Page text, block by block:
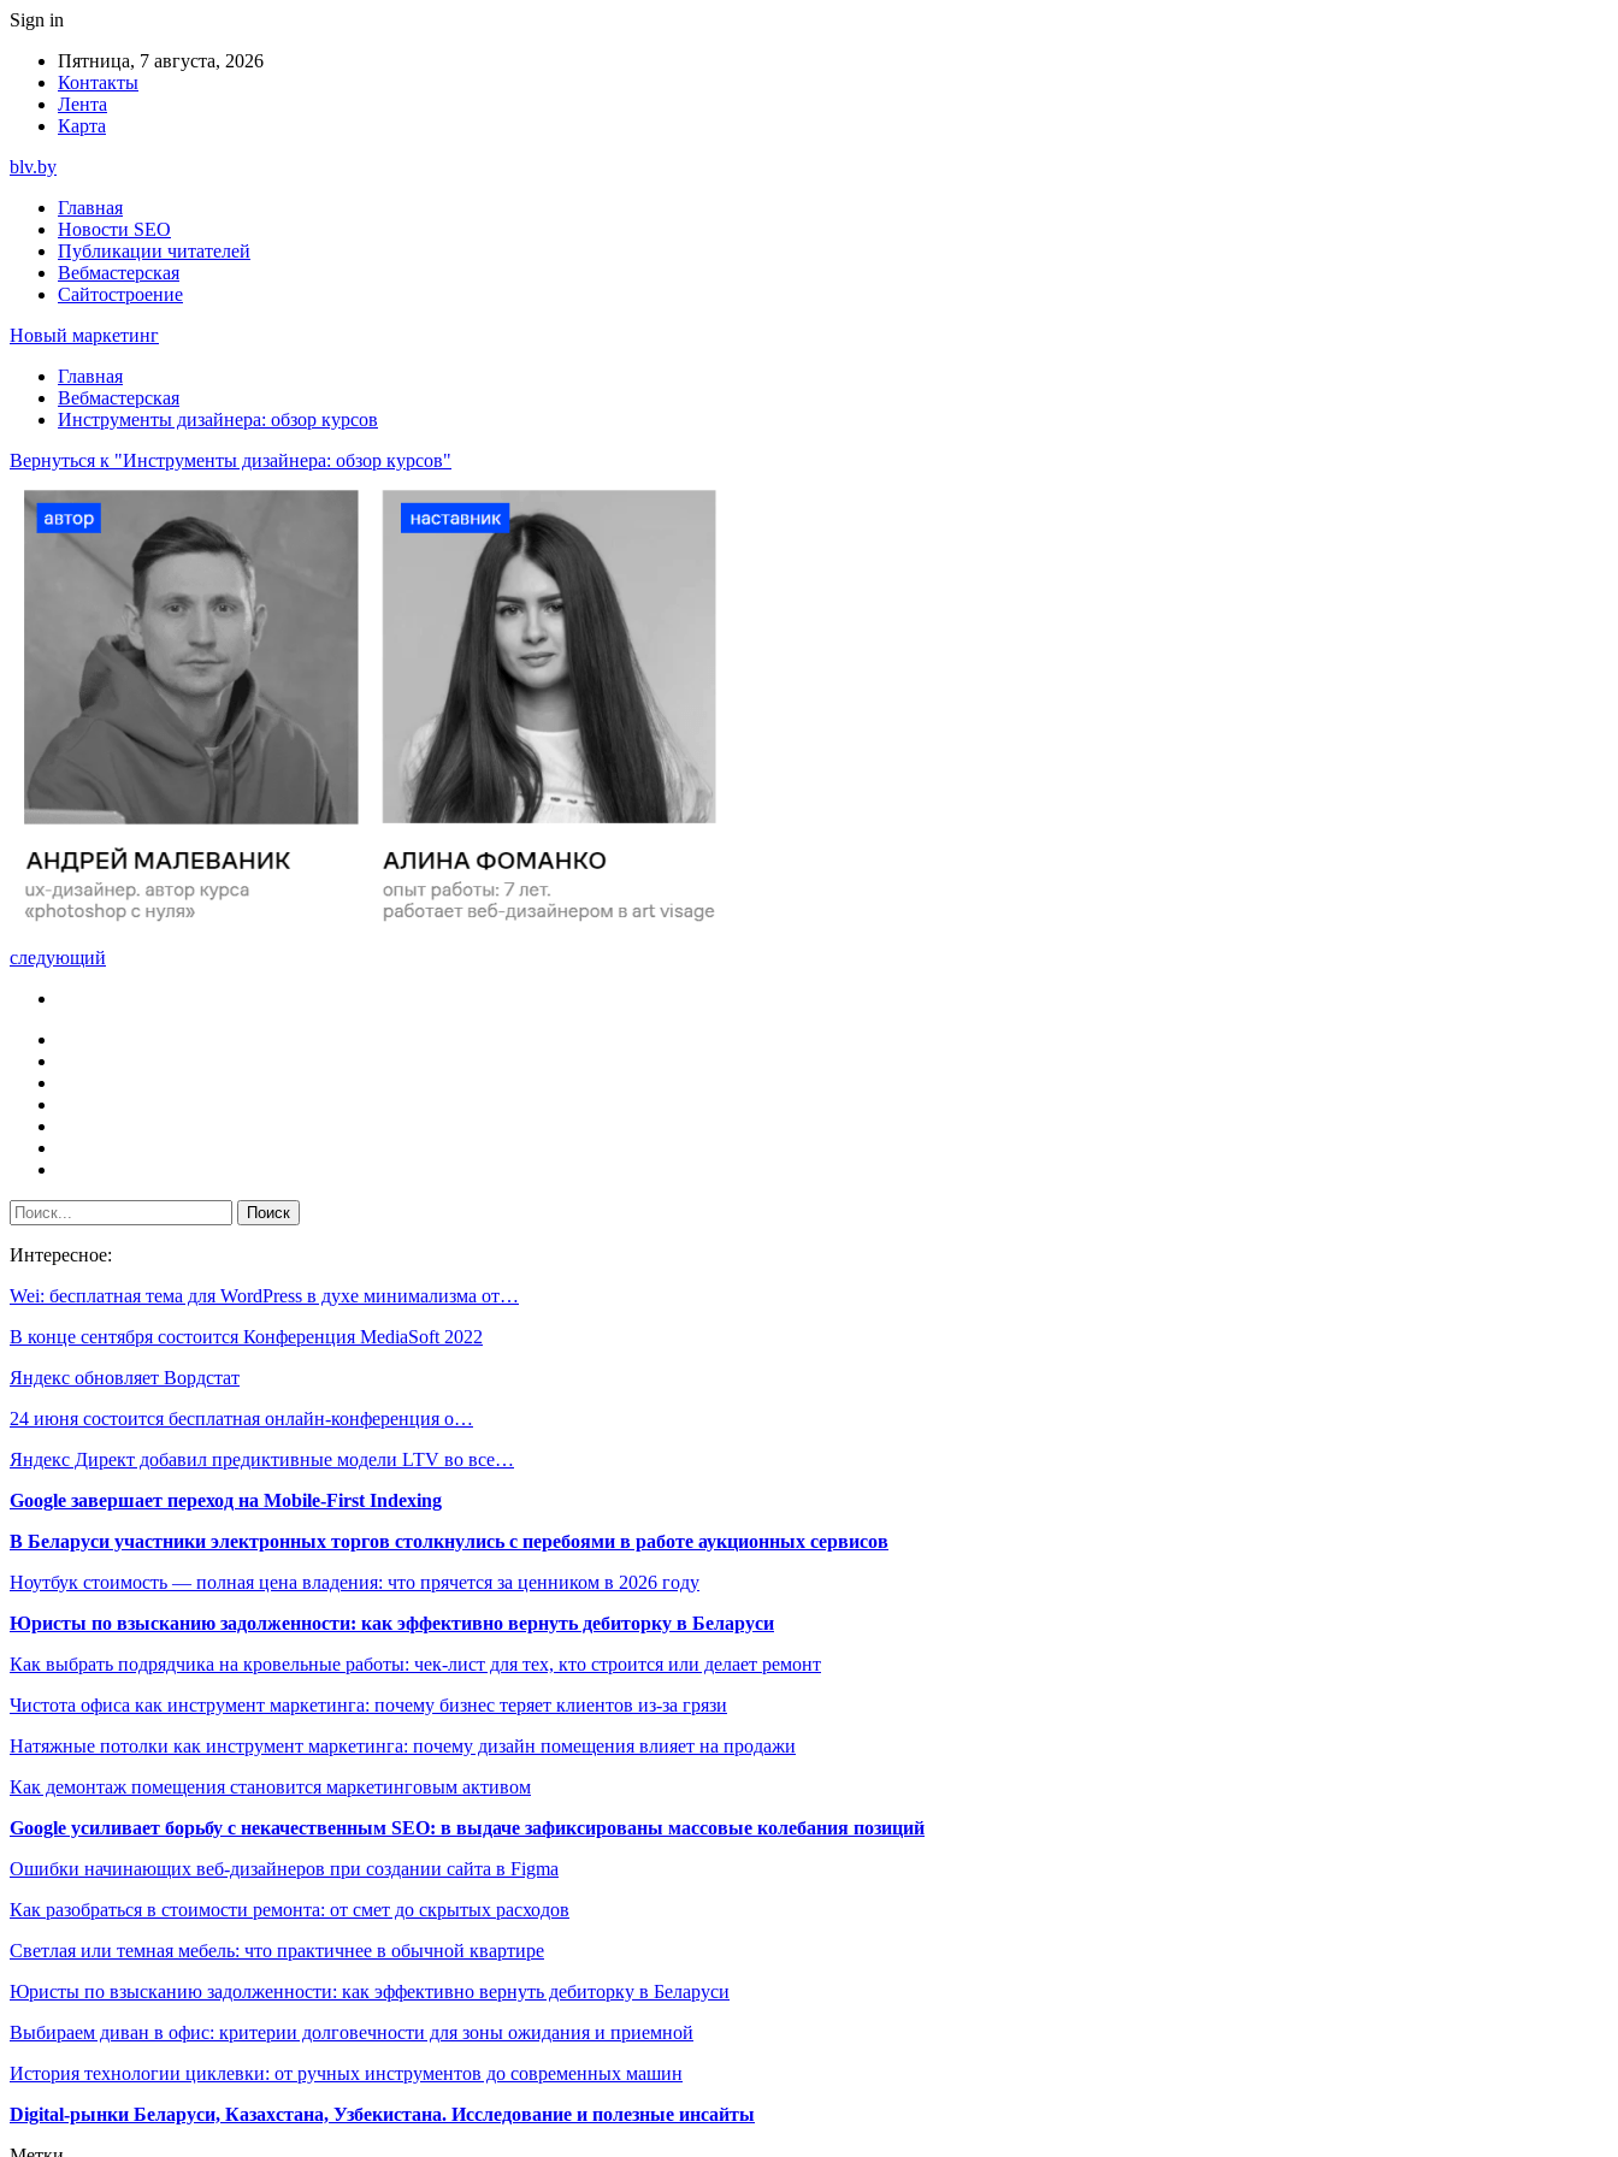
Sign in
Пятница, 7 августа, 2026
Контакты
Лента
Карта
blv.by
Главная
Новости SEO
Публикации читателей
Вебмастерская
Сайтостроение
Новый маркетинг
Главная
Вебмастерская
Инструменты дизайнера: обзор курсов
Вернуться к "Инструменты дизайнера: обзор курсов"
следующий
Интересное:
Wei: бесплатная тема для WordPress в духе минимализма от…
В конце сентября состоится Конференция MediaSoft 2022
Яндекс обновляет Вордстат
24 июня состоится бесплатная онлайн-конференция о…
Яндекс Директ добавил предиктивные модели LTV во все…
Google завершает переход на Mobile-First Indexing
В Беларуси участники электронных торгов столкнулись с перебоями в работе аукционных сервисов
Ноутбук стоимость — полная цена владения: что прячется за ценником в 2026 году
Юристы по взысканию задолженности: как эффективно вернуть дебиторку в Беларуси
Как выбрать подрядчика на кровельные работы: чек-лист для тех, кто строится или делает ремонт
Чистота офиса как инструмент маркетинга: почему бизнес теряет клиентов из-за грязи
Натяжные потолки как инструмент маркетинга: почему дизайн помещения влияет на продажи
Как демонтаж помещения становится маркетинговым активом
Google усиливает борьбу с некачественным SEO: в выдаче зафиксированы массовые колебания позиций
Ошибки начинающих веб-дизайнеров при создании сайта в Figma
Как разобраться в стоимости ремонта: от смет до скрытых расходов
Светлая или темная мебель: что практичнее в обычной квартире
Юристы по взысканию задолженности: как эффективно вернуть дебиторку в Беларуси
Выбираем диван в офис: критерии долговечности для зоны ожидания и приемной
История технологии циклевки: от ручных инструментов до современных машин
Digital-рынки Беларуси, Казахстана, Узбекистана. Исследование и полезные инсайты